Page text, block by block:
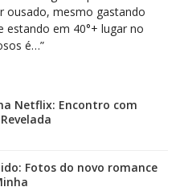
ousado, mesmo gastando
estando em 40°+ lugar no
é…”
Netflix: Encontro com
Fotos do novo romance